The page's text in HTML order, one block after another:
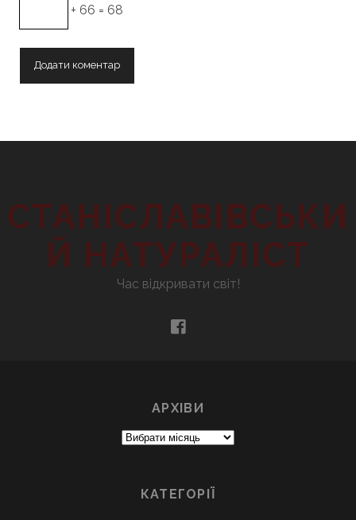
+ 66 = 68
СТАНІСЛАВІВСЬКИ
Й НАТУРАЛІСТ
Час відкривати світ!
facebook
АРХІВИ
Архіви
КАТЕГОРІЇ